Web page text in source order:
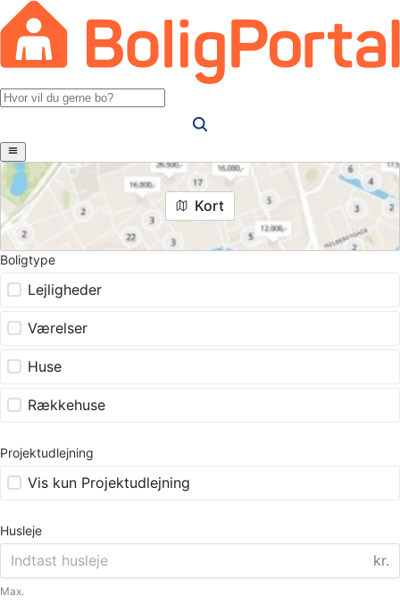
Kort
Boligtype
Lejligheder
Værelser
Huse
Rækkehuse
Projektudlejning
Vis kun Projektudlejning
Husleje
kr.
Max.